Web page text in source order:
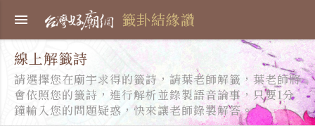
籤卦結緣讚
menu
線上解籤詩
請選擇您在廟宇求得的籤詩，請葉老師解籤，葉老師將
會依照您的籤詩，進行解析並錄製語音論事，只要1分
鐘輸入您的問題疑惑，快來讓老師錄製解答。